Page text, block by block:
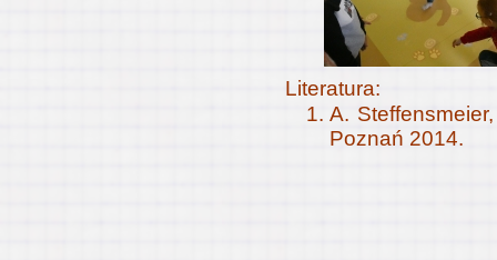
Literatura:
A.
Poznań 2014.